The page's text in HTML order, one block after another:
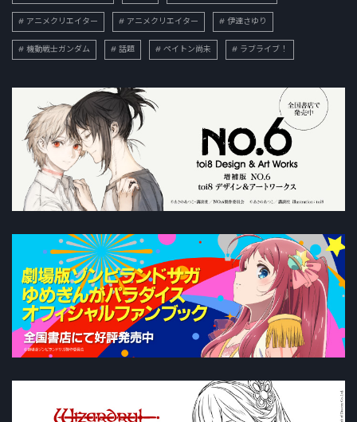
アニメクリエイター アニメクリエイター 伊達さゆり
機動戦士ガンダム 話題 ペイトン尚未 ラブライブ！